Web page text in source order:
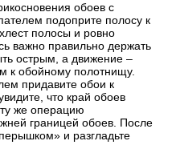
обоев с
подоприте полосу к
полосы и ровно
важно правильно держать
острым, а движение –
к обойному полотнищу.
придавите обои к
что край обоев
же операцию
границей обоев. После
и разгладьте